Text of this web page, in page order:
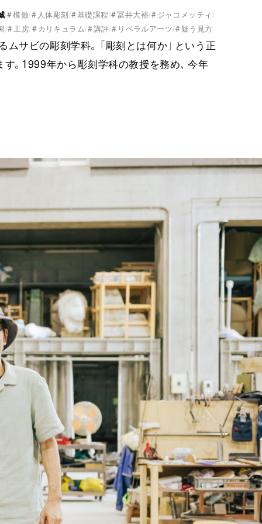
#模倣 # 人体彫刻 #基礎課程 #冨井大裕 # ジャコメッティ
# 工房 # カリキュラム #講評 # リベラルアー ツ # 疑う見方
ムサビの彫刻学科。​ 「彫刻とは何か」 という正
す。​ 1999年から彫刻学科の教授を務め、​ 今年